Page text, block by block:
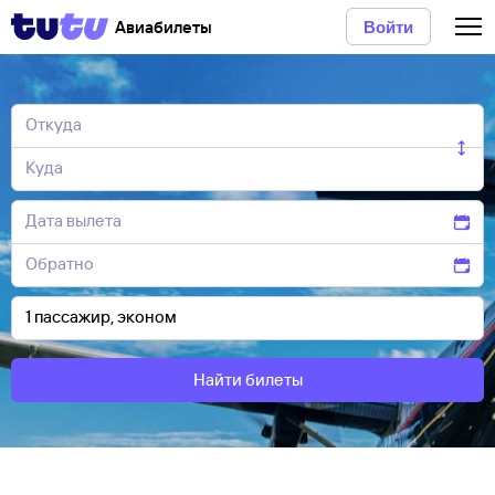
Авиабилеты Войти
Найти билеты